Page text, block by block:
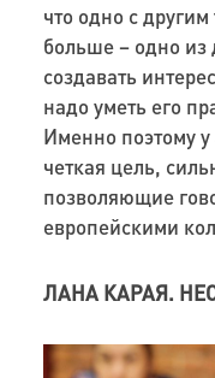
что одно с
больше – одно из
создавать
надо уметь его
Именно поэтому
четкая цель,
позволяющие
европейскими
ЛАНА КАРАЯ.